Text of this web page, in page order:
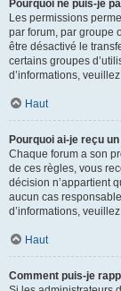
Pourquoi ne puis-je
Les permissions
par forum, par groupe
être désactivé le
certains groupes
d’informations,
Haut
Pourquoi ai-je reçu
Chaque forum a son
de ces règles, vous
décision n’appartient
aucun cas
d’informations,
Haut
Comment puis-je